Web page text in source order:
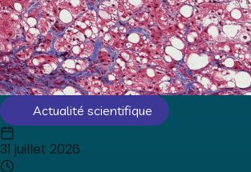
Actualité scientifique
31 juillet 2026